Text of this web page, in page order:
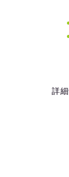
詳